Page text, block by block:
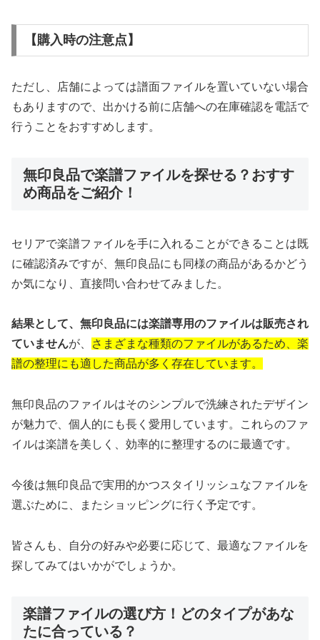
【購入時の注意点】
ただし、店舗によっては譜面ファイルを置いていない場合
もありますので、出かける前に店舗への在庫確認を電話で
行うことをおすすめします。
無印良品で楽譜ファイルを探せる？おすす
め商品をご紹介！
セリアで楽譜ファイルを手に入れることができることは既
に確認済みですが、無印良品にも同様の商品があるかどう
か気になり、直接問い合わせてみました。
結果として、無印良品には楽譜専用のファイルは販売され
ていませんが、
さまざまな種類のファイルがあるため、楽
譜の整理にも適した商品が多く存在しています。
無印良品のファイルはそのシンプルで洗練されたデザイン
が魅力で、個人的にも長く愛用しています。これらのファ
イルは楽譜を美しく、効率的に整理するのに最適です。
今後は無印良品で実用的かつスタイリッシュなファイルを
選ぶために、またショッピングに行く予定です。
皆さんも、自分の好みや必要に応じて、最適なファイルを
探してみてはいかがでしょうか。
楽譜ファイルの選び方！どのタイプがあな
たに合っている？